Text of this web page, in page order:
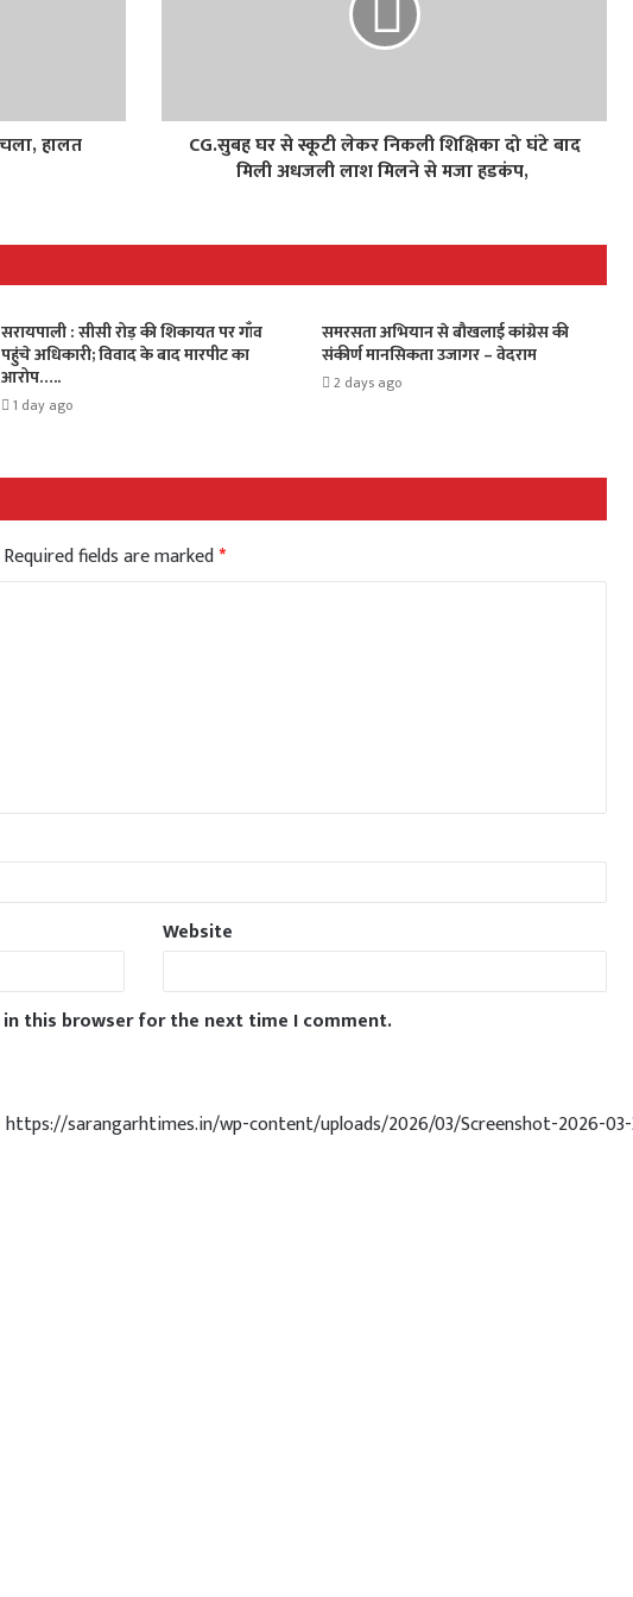
हालत
CG.सुबह घर से स्कूटी लेकर निकली शिक्षिका दो घंटे बाद
मिली अधजली लाश मिलने से मजा हडकंप,
सरायपाली : सीसी रोड़ की शिकायत पर गाँव
पहुंचे अधिकारी; विवाद के बाद मारपीट का
आरोप…..
1 day ago
समरसता अभियान से बौखलाई कांग्रेस की
संकीर्ण मानसिकता उजागर – वेदराम
2 days ago
Required fields are marked*
Website
in this browser for the next time I comment.
https://sarangarhtimes.in/wp-content/uploads/2026/03/Screenshot-2026-03-